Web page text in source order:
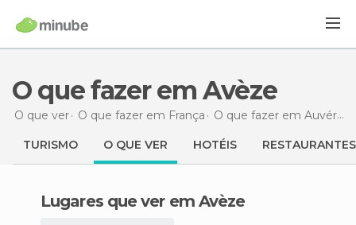
O que fazer em Avèze
O que ver O que fazer em França O que fazer em Auvérnia
TURISMO O QUE VER HOTÉIS RESTAURANTES
Lugares que ver em Avèze